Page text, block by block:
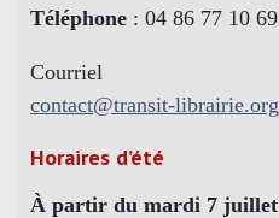
Téléphone : 04 86 77 10 69
Courriel
contact@transit-librairie.org
Horaires d’été
À partir du mardi 7 juillet